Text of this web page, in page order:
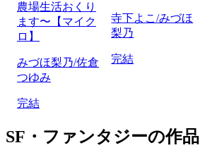
農場生活おくり
ます〜【マイク
ロ】
みづほ梨乃/佐倉
つゆみ
完結
寺下よこ/みづほ
梨乃
完結
SF・ファンタジーの作品